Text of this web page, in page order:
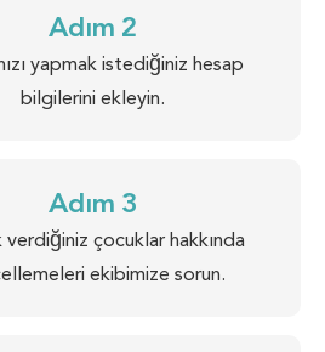
Adım 2
yapmak istediğiniz hesap
bilgilerini ekleyin.
Adım 3
çocuklar hakkında
ekibimize sorun.